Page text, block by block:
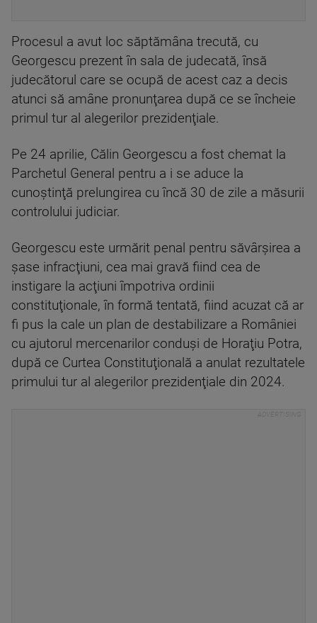
Procesul a avut loc săptămâna trecută, cu
Georgescu prezent în sala de judecată, însă
judecătorul care se ocupă de acest caz a decis
atunci să amâne pronunţarea după ce se încheie
primul tur al alegerilor prezidenţiale.
Pe 24 aprilie, Călin Georgescu a fost chemat la
Parchetul General pentru a i se aduce la
cunoştinţă prelungirea cu încă 30 de zile a măsurii
controlului judiciar.
Georgescu este urmărit penal pentru săvârşirea a
şase infracţiuni, cea mai gravă fiind cea de
instigare la acţiuni împotriva ordinii
constituţionale, în formă tentată, fiind acuzat că ar
fi pus la cale un plan de destabilizare a României
cu ajutorul mercenarilor conduşi de Horaţiu Potra,
după ce Curtea Constituţională a anulat rezultatele
primului tur al alegerilor prezidenţiale din 2024.